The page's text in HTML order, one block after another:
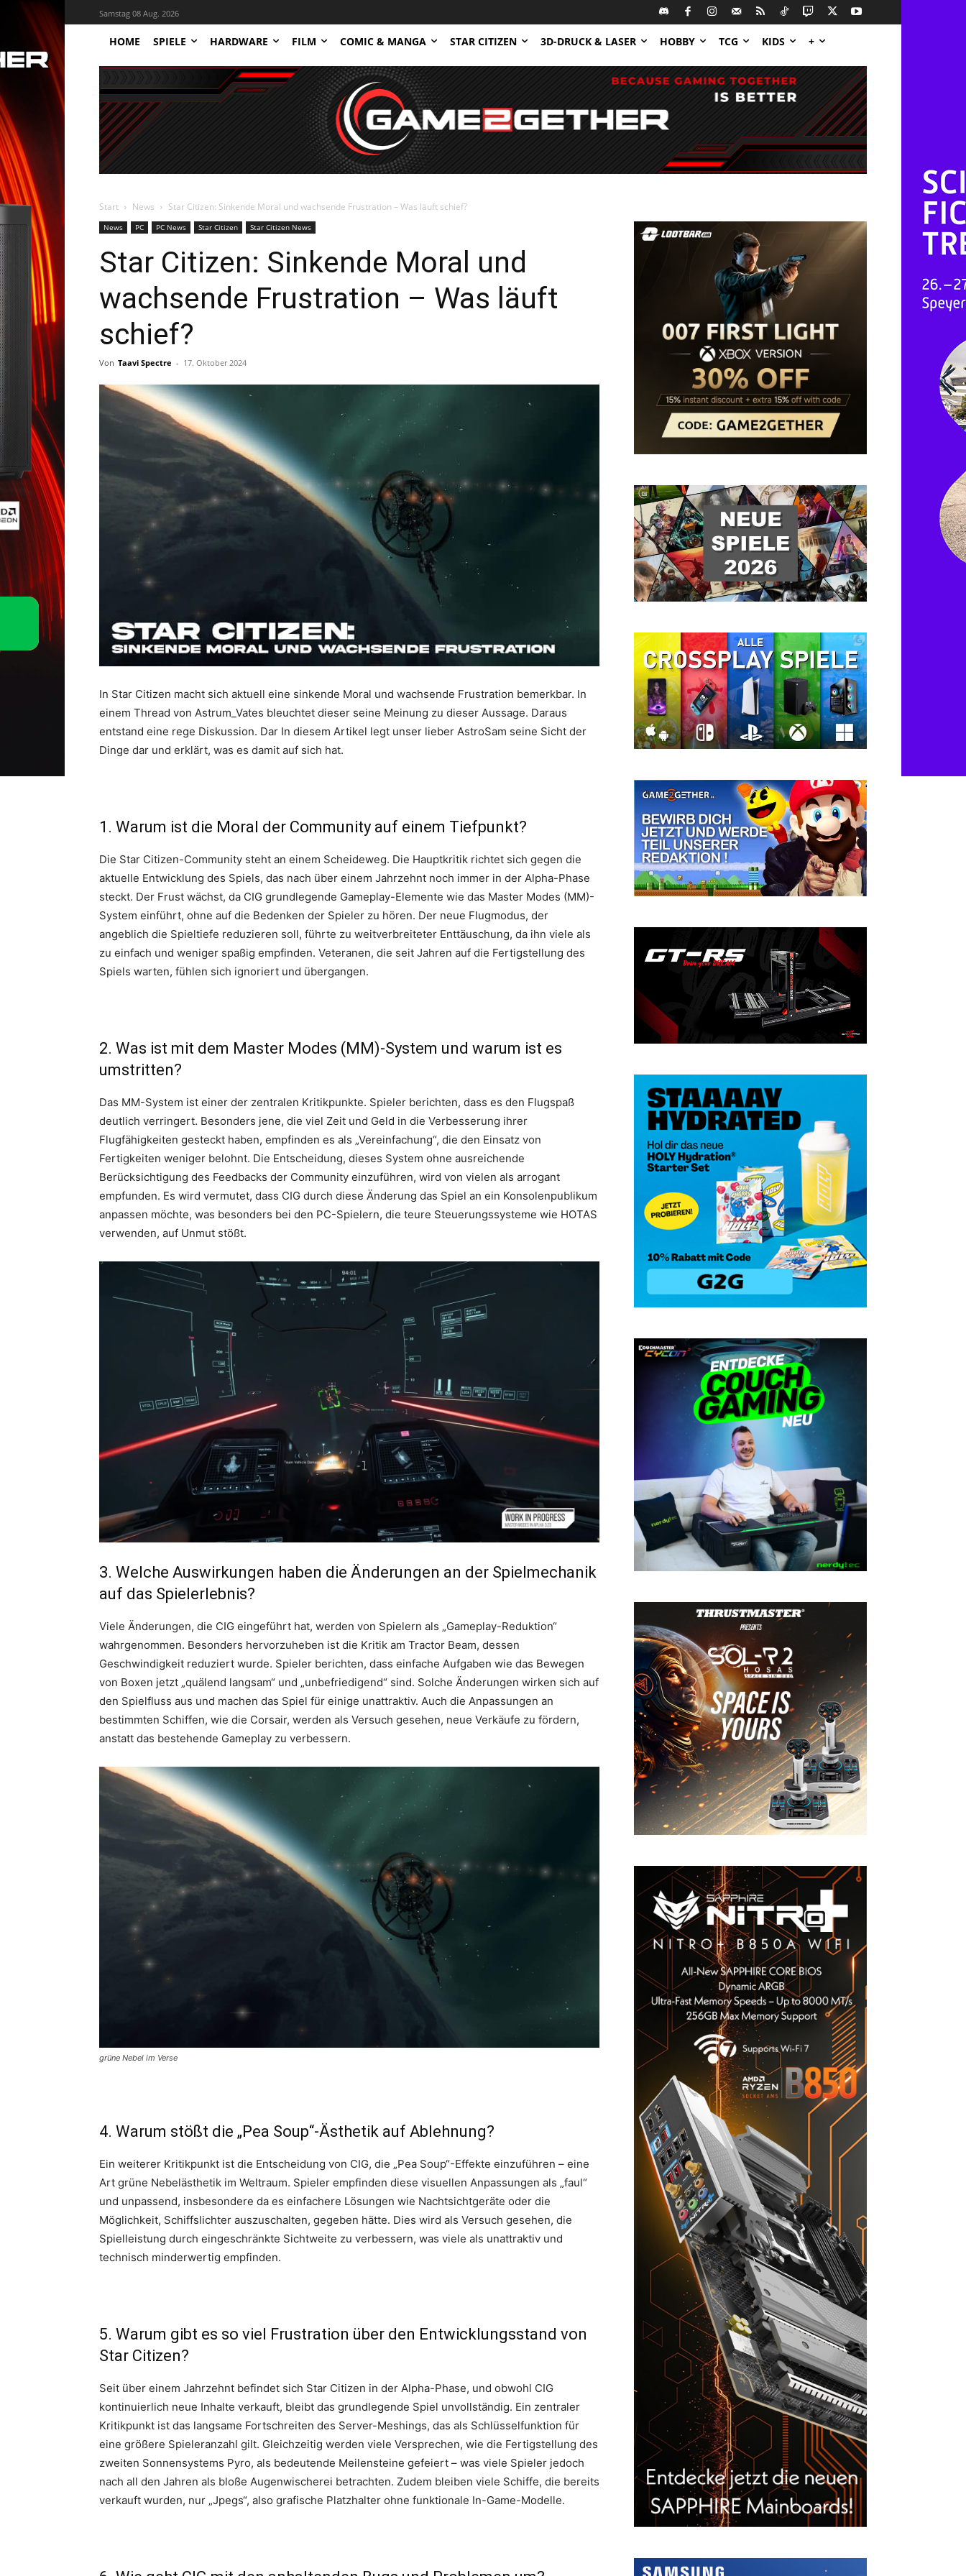
Samstag 08 Aug. 2026
HOME SPIELE HARDWARE FILM COMIC & MANGA STAR CITIZEN 3D-DRUCK & LASER HOBBY TCG KIDS +
Start News Star Citizen: Sinkende Moral und wachsende Frustration – Was läuft schief?
News PC PC News Star Citizen Star Citizen News
Star Citizen: Sinkende Moral und
wachsende Frustration – Was läuft
schief?
Von Taavi Spectre - 17. Oktober 2024
In Star Citizen macht sich aktuell eine sinkende Moral und wachsende Frustration bemerkbar. In
einem Thread von Astrum_Vates bleuchtet dieser seine Meinung zu dieser Aussage. Daraus
entstand eine rege Diskussion. Dar In diesem Artikel legt unser lieber AstroSam seine Sicht der
Dinge dar und erklärt, was es damit auf sich hat.
1. Warum ist die Moral der Community auf einem Tiefpunkt?
Die Star Citizen-Community steht an einem Scheideweg. Die Hauptkritik richtet sich gegen die
aktuelle Entwicklung des Spiels, das nach über einem Jahrzehnt noch immer in der Alpha-Phase
steckt. Der Frust wächst, da CIG grundlegende Gameplay-Elemente wie das Master Modes (MM)-
System einführt, ohne auf die Bedenken der Spieler zu hören. Der neue Flugmodus, der
angeblich die Spieltiefe reduzieren soll, führte zu weitverbreiteter Enttäuschung, da ihn viele als
zu einfach und weniger spaßig empfinden. Veteranen, die seit Jahren auf die Fertigstellung des
Spiels warten, fühlen sich ignoriert und übergangen.
2. Was ist mit dem Master Modes (MM)-System und warum ist es
umstritten?
Das MM-System ist einer der zentralen Kritikpunkte. Spieler berichten, dass es den Flugspaß
deutlich verringert. Besonders jene, die viel Zeit und Geld in die Verbesserung ihrer
Flugfähigkeiten gesteckt haben, empfinden es als „Vereinfachung“, die den Einsatz von
Fertigkeiten weniger belohnt. Die Entscheidung, dieses System ohne ausreichende
Berücksichtigung des Feedbacks der Community einzuführen, wird von vielen als arrogant
empfunden. Es wird vermutet, dass CIG durch diese Änderung das Spiel an ein Konsolenpublikum
anpassen möchte, was besonders bei den PC-Spielern, die teure Steuerungssysteme wie HOTAS
verwenden, auf Unmut stößt.
3. Welche Auswirkungen haben die Änderungen an der Spielmechanik
auf das Spielerlebnis?
Viele Änderungen, die CIG eingeführt hat, werden von Spielern als „Gameplay-Reduktion“
wahrgenommen. Besonders hervorzuheben ist die Kritik am Tractor Beam, dessen
Geschwindigkeit reduziert wurde. Spieler berichten, dass einfache Aufgaben wie das Bewegen
von Boxen jetzt „quälend langsam“ und „unbefriedigend“ sind. Solche Änderungen wirken sich auf
den Spielfluss aus und machen das Spiel für einige unattraktiv. Auch die Anpassungen an
bestimmten Schiffen, wie die Corsair, werden als Versuch gesehen, neue Verkäufe zu fördern,
anstatt das bestehende Gameplay zu verbessern.
grüne Nebel im Verse
4. Warum stößt die „Pea Soup“-Ästhetik auf Ablehnung?
Ein weiterer Kritikpunkt ist die Entscheidung von CIG, die „Pea Soup“-Effekte einzuführen – eine
Art grüne Nebelästhetik im Weltraum. Spieler empfinden diese visuellen Anpassungen als „faul“
und unpassend, insbesondere da es einfachere Lösungen wie Nachtsichtgeräte oder die
Möglichkeit, Schiffslichter auszuschalten, gegeben hätte. Dies wird als Versuch gesehen, die
Spielleistung durch eingeschränkte Sichtweite zu verbessern, was viele als unattraktiv und
technisch minderwertig empfinden.
5. Warum gibt es so viel Frustration über den Entwicklungsstand von
Star Citizen?
Seit über einem Jahrzehnt befindet sich Star Citizen in der Alpha-Phase, und obwohl CIG
kontinuierlich neue Inhalte verkauft, bleibt das grundlegende Spiel unvollständig. Ein zentraler
Kritikpunkt ist das langsame Fortschreiten des Server-Meshings, das als Schlüsselfunktion für
eine größere Spieleranzahl gilt. Gleichzeitig werden viele Versprechen, wie die Fertigstellung des
zweiten Sonnensystems Pyro, als bedeutende Meilensteine gefeiert – was viele Spieler jedoch
nach all den Jahren als bloße Augenwischerei betrachten. Zudem bleiben viele Schiffe, die bereits
verkauft wurden, nur „Jpegs“, also grafische Platzhalter ohne funktionale In-Game-Modelle.